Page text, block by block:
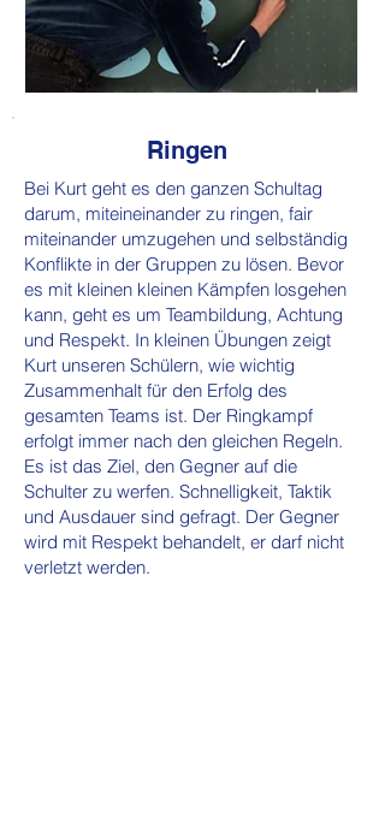
Ringen
Bei Kurt geht es den ganzen Schultag
darum, miteineinander zu ringen, fair
miteinander umzugehen und selbständig
Konflikte in der Gruppen zu lösen. Bevor
es mit kleinen kleinen Kämpfen losgehen
kann, geht es um Teambildung, Achtung
und Respekt. In kleinen Übungen zeigt
Kurt unseren Schülern, wie wichtig
Zusammenhalt für den Erfolg des
gesamten Teams ist. Der Ringkampf
erfolgt immer nach den gleichen Regeln.
Es ist das Ziel, den Gegner auf die
Schulter zu werfen. Schnelligkeit, Taktik
und Ausdauer sind gefragt. Der Gegner
wird mit Respekt behandelt, er darf nicht
verletzt werden.